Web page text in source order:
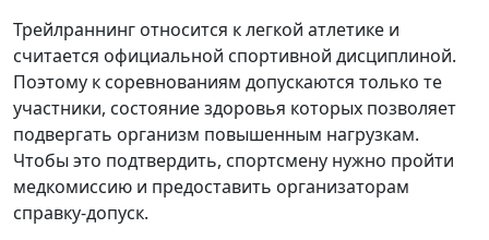
Трейлраннинг относится к легкой атлетике и
считается официальной спортивной дисциплиной.
Поэтому к соревнованиям допускаются только те
участники, состояние здоровья которых позволяет
подвергать организм повышенным нагрузкам.
Чтобы это подтвердить, спортсмену нужно пройти
медкомиссию и предоставить организаторам
справку-допуск.